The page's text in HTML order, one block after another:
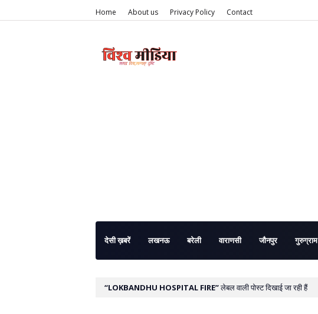
Home About us Privacy Policy Contact
देसी ख़बरें लखनऊ बरेली वाराणसी जौनपुर गुरुग्राम
LOKBANDHU HOSPITAL FIRE लेबल वाली पोस्ट दिखाई जा रही हैं